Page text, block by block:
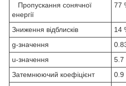
Пропускання сонячної
енергії
77
Зниження відблисків
14
g-значення
u-значення
5.7
Затемнюючий коефіцієнт
0.9